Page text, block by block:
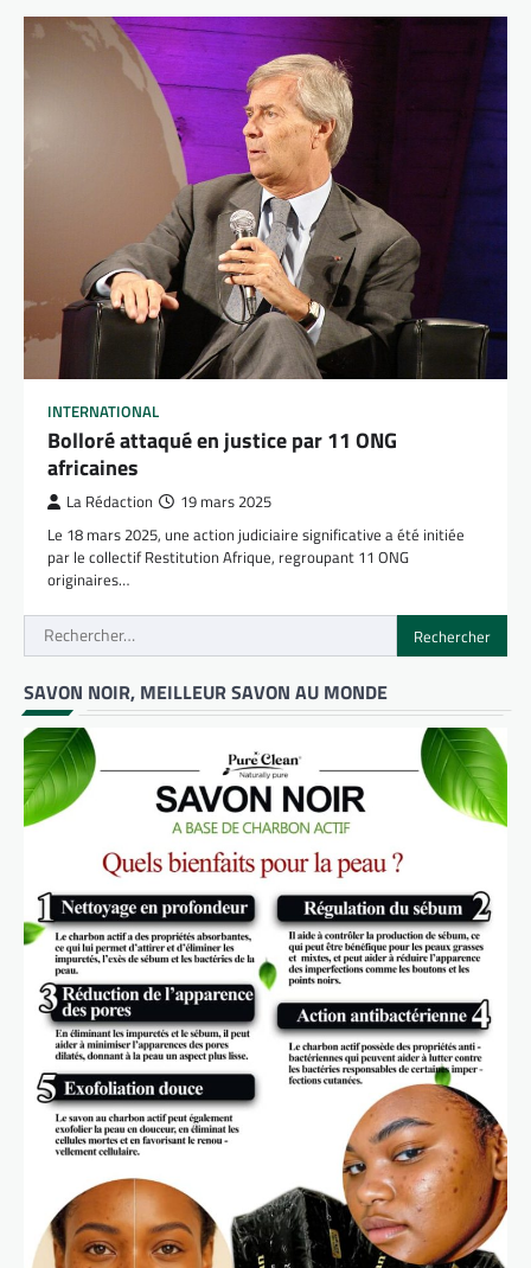
INTERNATIONAL
Bolloré attaqué en justice par 11 ONG
africaines
La Rédaction 19 mars 2025
Le 18 mars 2025, une action judiciaire significative a été initiée
par le collectif Restitution Afrique, regroupant 11 ONG
originaires…
Rechercher :
SAVON NOIR, MEILLEUR SAVON AU MONDE